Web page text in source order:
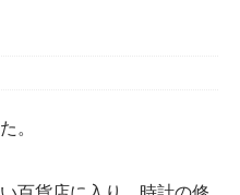
。